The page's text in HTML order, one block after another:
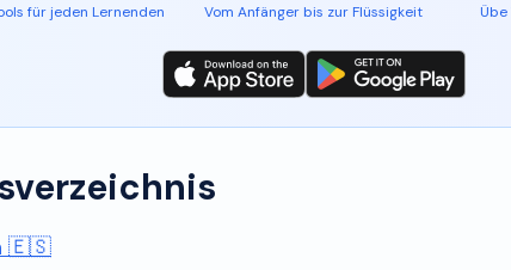
für jeden Lernenden Vom Anfänger bis zur Flüssigkeit
🇪🇸